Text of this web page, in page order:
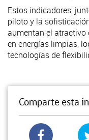
Estos indicadores,
piloto y la
aumentan el atractivo
en energías limpias,
tecnologías de
Comparte esta